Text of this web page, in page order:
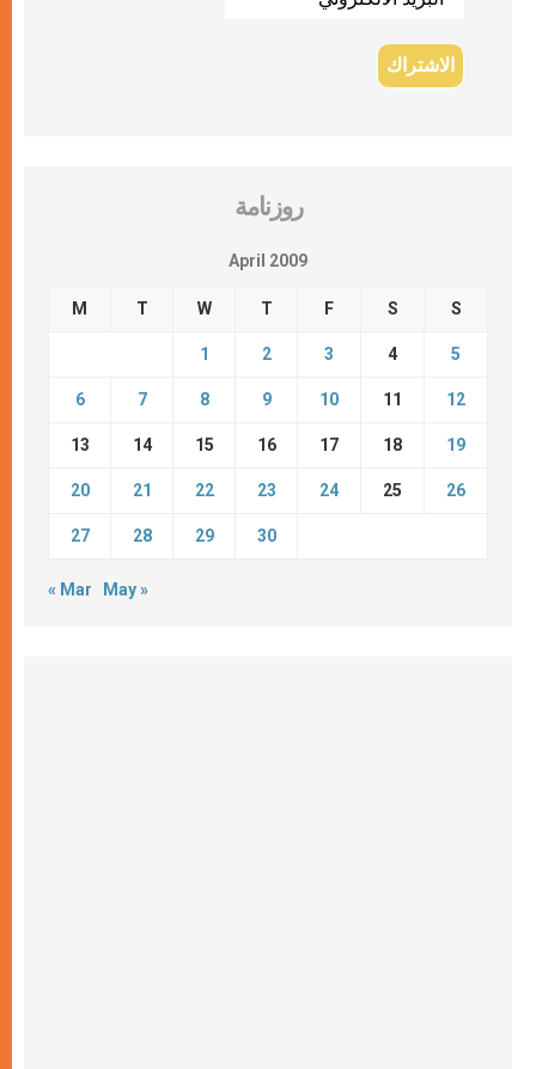
روزنامة
April 2009
M T W T F S S
1 2 3 4 5
6 7 8 9 10 11 12
13 14 15 16 17 18 19
20 21 22 23 24 25 26
27 28 29 30
« Mar May »